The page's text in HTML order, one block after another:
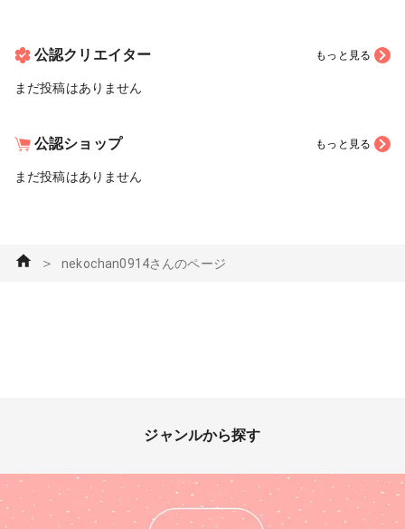
公認クリエイター もっと見る
まだ投稿はありません
公認ショップ もっと見る
まだ投稿はありません
＞ nekochan0914さんのページ
ジャンルから探す